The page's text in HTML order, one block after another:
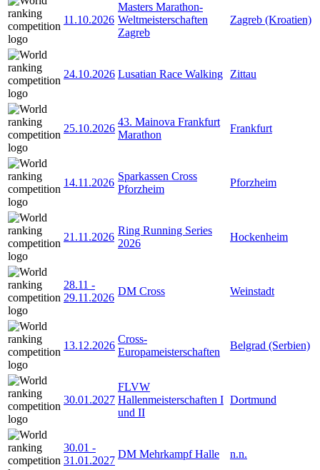
11.10.2026
Masters Marathon-
Weltmeisterschaften
Zagreb
Zagreb (Kroatien)
24.10.2026 Lusatian Race Walking Zittau
25.10.2026
43. Mainova Frankfurt
Marathon
Frankfurt
14.11.2026
Sparkassen Cross
Pforzheim
Pforzheim
21.11.2026
Ring Running Series
2026
Hockenheim
28.11 -
29.11.2026
DM Cross Weinstadt
13.12.2026
Cross-
Europameisterschaften
Belgrad (Serbien)
30.01.2027
FLVW
Hallenmeisterschaften I
und II
Dortmund
30.01 -
31.01.2027
DM Mehrkampf Halle n.n.